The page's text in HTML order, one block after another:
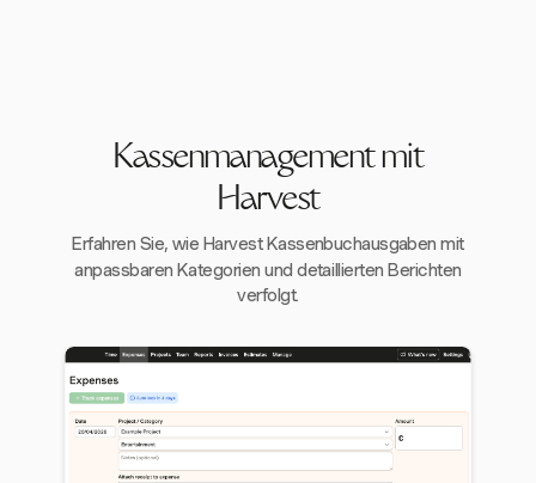
Kassenmanagement mit
Harvest
Erfahren Sie, wie Harvest Kassenbuchausgaben mit
anpassbaren Kategorien und detaillierten Berichten
verfolgt.